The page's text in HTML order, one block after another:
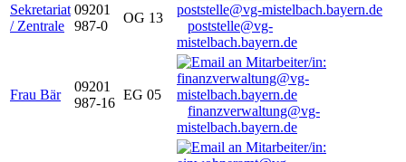
Sekretariat
/ Zentrale
09201
987-0
OG 13
poststelle@vg-
mistelbach.bayern.de
Frau Bär
09201
987-16
EG 05
finanzverwaltung@vg-
mistelbach.bayern.de